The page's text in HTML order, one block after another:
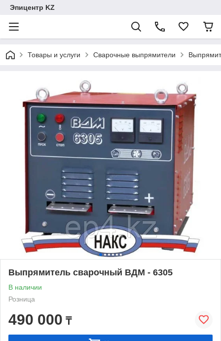
Эпицентр KZ
Товары и услуги Сварочные выпрямители
Выпрямитель сварочный ВДМ - 6305
В наличии
Розница
490 000 ₸